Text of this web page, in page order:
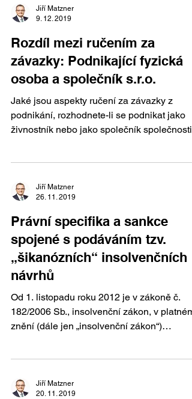
Jiří Matzner
9. 12. 2019
Rozdíl mezi ručením za
závazky: Podnikající fyzická
osoba a společník s.r.o.
Jaké jsou aspekty ručení za závazky z
podnikání, rozhodnete-li se podnikat jako
živnostník nebo jako společník společnosti
Jiří Matzner
26. 11. 2019
Právní specifika a sankce
spojené s podáváním tzv.
„šikanózních“ insolvenčních
návrhů
Od 1. listopadu roku 2012 je v zákoně č.
182/2006 Sb., insolvenční zákon, v platném
znění (dále jen „insolvenční zákon“)
Jiří Matzner
20. 11. 2019